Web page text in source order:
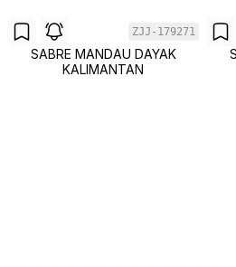
ZJJ-179271
SABRE MANDAU DAYAK
KALIMANTAN